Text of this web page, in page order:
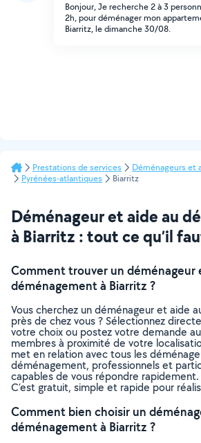
Bonjour, Je recherche 2 à 3
2h, pour déménager mon
Biarritz, le dimanche 30/08.
Prestations de services
Déménageurs et
Pyrénées-atlantiques
Biarritz
Déménageur et aide au
à Biarritz : tout ce qu’il
Comment trouver un déménageur
déménagement à Biarritz ?
Vous cherchez un déménageur et aide
près de chez vous ? Sélectionnez
votre choix ou postez votre demande
membres à proximité de votre
met en relation avec tous les
déménagement, professionnels et
capables de vous répondre rapidement.
C’est gratuit, simple et rapide pour
Comment bien choisir un
déménagement à Biarritz ?